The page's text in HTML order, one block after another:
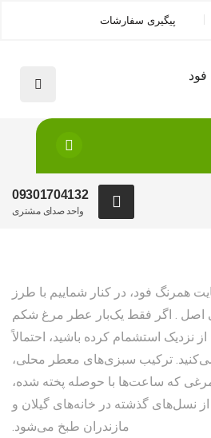
پیگیری سفارشات
09301704132
واحد صدای مشتری
همرنگ فود، در کنار شماییم با طرز
اصل . اگر فقط یک‌بار عطر مرغ شکم
نزدیک استشمام کرده باشید، احتمالاً
ترکیب سبزی‌های معطر محلی،
که ساعت‌ها با حوصله پخته شده،
نسل‌های گذشته در خانه‌های گیلان و
مازندران طبخ می‌شود.